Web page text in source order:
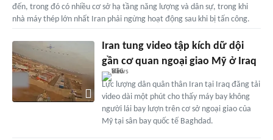
đến, trong đó có nhiều cơ sở hạ tầng năng lượng và dân sự, trong khi
nhà máy thép lớn nhất Iran phải ngừng hoạt động sau khi bị tấn công.
Iran tung video tập kích dữ dội
gần cơ quan ngoại giao Mỹ ở Iraq
Lực lượng dân quân thân Iran tại Iraq đăng tải
video dài một phút cho thấy máy bay không
người lái bay lượn trên cơ sở ngoại giao của
Mỹ tại sân bay quốc tế Baghdad.